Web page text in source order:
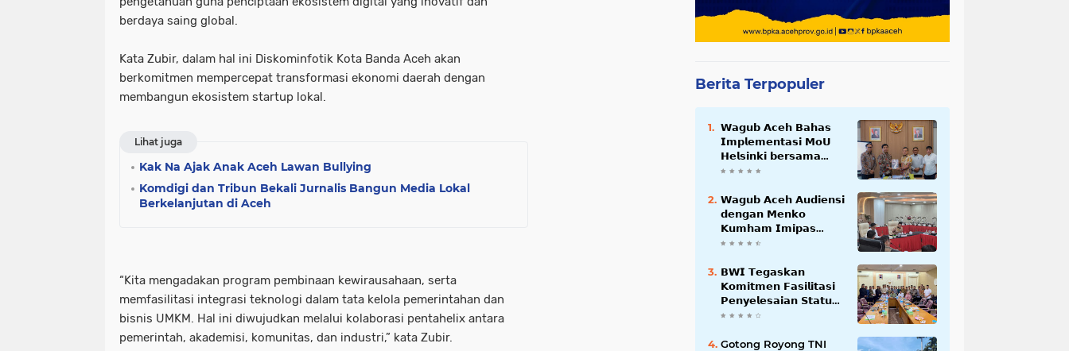
berdaya saing global.
Kata Zubir, dalam hal ini Diskominfotik Kota Banda Aceh akan
berkomitmen mempercepat transformasi ekonomi daerah dengan
membangun ekosistem startup lokal.
Lihat juga
Kak Na Ajak Anak Aceh Lawan Bullying
Komdigi dan Tribun Bekali Jurnalis Bangun Media Lokal
Berkelanjutan di Aceh
“Kita mengadakan program pembinaan kewirausahaan, serta
memfasilitasi integrasi teknologi dalam tata kelola pemerintahan dan
bisnis UMKM. Hal ini diwujudkan melalui kolaborasi pentahelix antara
pemerintah, akademisi, komunitas, dan industri,” kata Zubir.
Berita Terpopuler
𝗪𝗮𝗴𝘂𝗯 𝗔𝗰𝗲𝗵 𝗕𝗮𝗵𝗮𝘀
𝗜𝗺𝗽𝗹𝗲𝗺𝗲𝗻𝘁𝗮𝘀𝗶 𝗠𝗼𝗨
𝗛𝗲𝗹𝘀𝗶𝗻𝗸𝗶 𝗯𝗲𝗿𝘀𝗮𝗺𝗮
𝗦𝗲𝗸𝗿𝗲𝘁𝗮𝗿𝗶𝗮𝘁 𝗡𝗲𝗴𝗮𝗿𝗮
𝗪𝗮𝗴𝘂𝗯 𝗔𝗰𝗲𝗵 𝗔𝘂𝗱𝗶𝗲𝗻𝘀𝗶
𝗱𝗲𝗻𝗴𝗮𝗻 𝗠𝗲𝗻𝗸𝗼
𝗞𝘂𝗺𝗵𝗮𝗺 𝗜𝗺𝗶𝗽𝗮𝘀
𝗧𝗲𝗿𝗸𝗮𝗶𝘁 𝗦𝘁𝗮𝘁𝘂𝘀 𝗪𝗮𝗸𝗮𝗳
𝗕𝗪𝗜 𝗧𝗲𝗴𝗮𝘀𝗸𝗮𝗻
𝗞𝗼𝗺𝗶𝘁𝗺𝗲𝗻 𝗙𝗮𝘀𝗶𝗹𝗶𝘁𝗮𝘀𝗶
𝗣𝗲𝗻𝘆𝗲𝗹𝗲𝘀𝗮𝗶𝗮𝗻 𝗦𝘁𝗮𝘁𝘂𝘀
𝗪𝗮𝗸𝗮𝗳 𝗕𝗹𝗮𝗻𝗴 𝗣𝗮𝗱𝗮𝗻𝗴
Gotong Royong TNI